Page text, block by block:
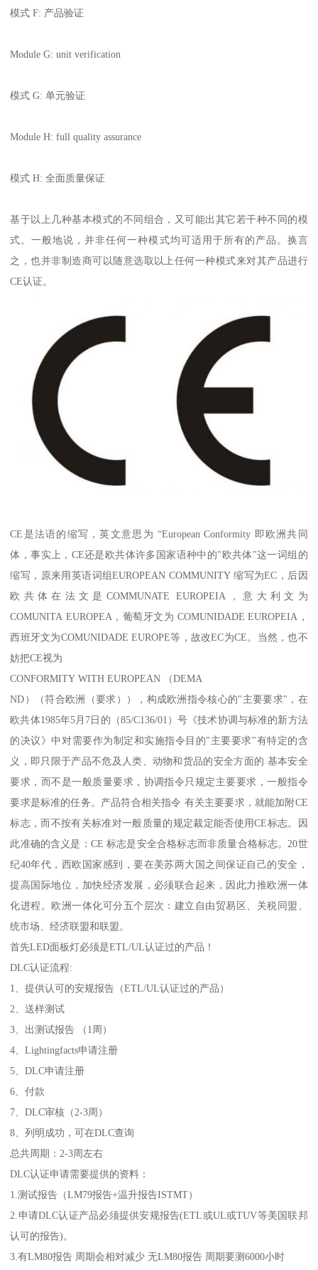
模式 F: 产品验证
Module G: unit verification
模式 G: 单元验证
Module H: full quality assurance
模式 H: 全面质量保证
基于以上几种基本模式的不同组合，又可能出其它若干种不同的模
式。一般地说，并非任何一种模式均可适用于所有的产品。换言
之，也并非制造商可以随意选取以上任何一种模式来对其产品进行
CE认证。
CE是法语的缩写，英文意思为 “European Conformity 即欧洲共同
体，事实上，CE还是欧共体许多国家语种中的"欧共体"这一词组的
缩写，原来用英语词组EUROPEAN COMMUNITY 缩写为EC，后因
欧共体在法文是COMMUNATE EUROPEIA，意大利文为
COMUNITA EUROPEA，葡萄牙文为 COMUNIDADE EUROPEIA，
西班牙文为COMUNIDADE EUROPE等，故改EC为CE。当然，也不
妨把CE视为
CONFORMITY WITH EUROPEAN （DEMA
ND）（符合欧洲（要求）），构成欧洲指令核心的"主要要求"，在
欧共体1985年5月7日的（85/C136/01）号《技术协调与标准的新方法
的决议》中对需要作为制定和实施指令目的"主要要求"有特定的含
义，即只限于产品不危及人类、动物和货品的安全方面的 基本安全
要求，而不是一般质量要求，协调指令只规定主要要求，一般指令
要求是标准的任务。产品符合相关指令 有关主要要求，就能加附CE
标志，而不按有关标准对一般质量的规定裁定能否使用CE标志。因
此准确的含义是：CE 标志是安全合格标志而非质量合格标志。20世
纪40年代，西欧国家感到，要在美苏两大国之间保证自己的安全，
提高国际地位，加快经济发展，必须联合起来，因此力推欧洲一体
化进程。欧洲一体化可分五个层次：建立自由贸易区、关税同盟、
统市场、经济联盟和联盟。
首先LED面板灯必须是ETL/UL认证过的产品！
DLC认证流程:
1、提供认可的安规报告（ETL/UL认证过的产品）
2、送样测试
3、出测试报告 （1周）
4、Lightingfacts申请注册
5、DLC申请注册
6、付款
7、DLC审核（2-3周）
8、列明成功，可在DLC查询
总共周期：2-3周左右
DLC认证申请需要提供的资料：
1.测试报告（LM79报告+温升报告ISTMT）
2.申请DLC认证产品必须提供安规报告(ETL或UL或TUV等美国联邦
认可的报告)。
3.有LM80报告 周期会相对减少 无LM80报告 周期要测6000小时